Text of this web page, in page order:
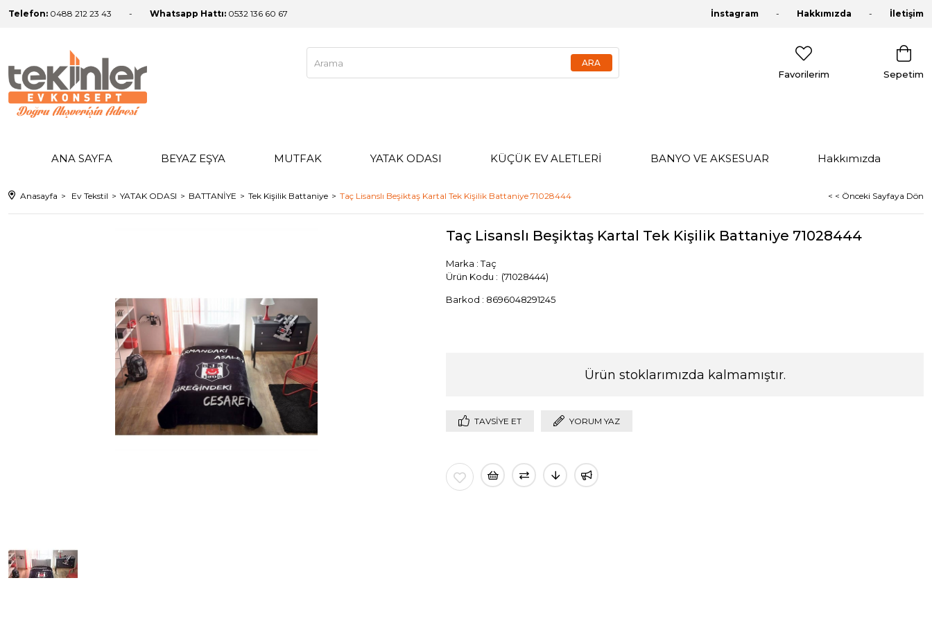
Telefon: 0488 212 23 43 Whatsapp Hattı: 0532 136 60 67 İnstagram Hakkımızda İletişim
Sepetim
Favorilerim
ANA SAYFA BEYAZ EŞYA MUTFAK YATAK ODASI KÜÇÜK EV ALETLERİ BANYO VE AKSESUAR Hakkımızda
Anasayfa Ev Tekstil YATAK ODASI BATTANİYE Tek Kişilik Battaniye Taç Lisanslı Beşiktaş Kartal Tek Kişilik Battaniye 71028444 < < Önceki Sayfaya Dön
Taç Lisanslı Beşiktaş Kartal Tek Kişilik Battaniye 71028444
Marka : Taç
(71028444)
Barkod : 8696048291245
Ürün stoklarımızda kalmamıştır.
TAVSIYE ET YORUM YAZ